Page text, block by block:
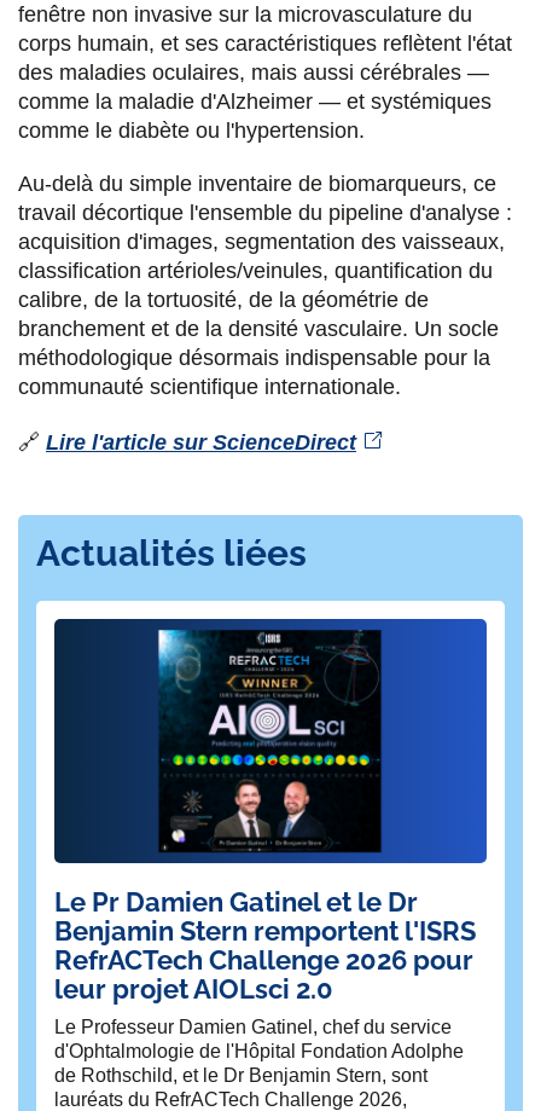
fenêtre non invasive sur la microvasculature du
corps humain, et ses caractéristiques reflètent l'état
des maladies oculaires, mais aussi cérébrales —
comme la maladie d'Alzheimer — et systémiques
comme le diabète ou l'hypertension.
Au-delà du simple inventaire de biomarqueurs, ce
travail décortique l'ensemble du pipeline d'analyse :
acquisition d'images, segmentation des vaisseaux,
classification artérioles/veinules, quantification du
calibre, de la tortuosité, de la géométrie de
branchement et de la densité vasculaire. Un socle
méthodologique désormais indispensable pour la
communauté scientifique internationale.
🔗 Lire l'article sur ScienceDirect
Actualités liées
Le Pr Damien Gatinel et le Dr
Benjamin Stern remportent l'ISRS
RefrACTech Challenge 2026 pour
leur projet AIOLsci 2.0
Le Professeur Damien Gatinel, chef du service
d'Ophtalmologie de l'Hôpital Fondation Adolphe
de Rothschild, et le Dr Benjamin Stern, sont
lauréats du RefrACTech Challenge 2026,